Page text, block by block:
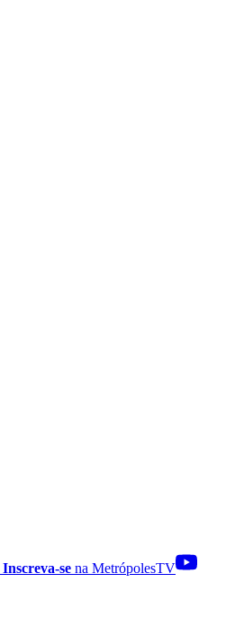
Inscreva-se na MetrópolesTV